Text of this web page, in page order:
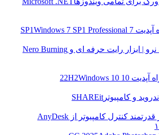
Windows 7 SP1 Professional
Nero Burning
Windows 10
و کامپیوتر SHAREit
کنترل کامپیوتر از AnyDesk